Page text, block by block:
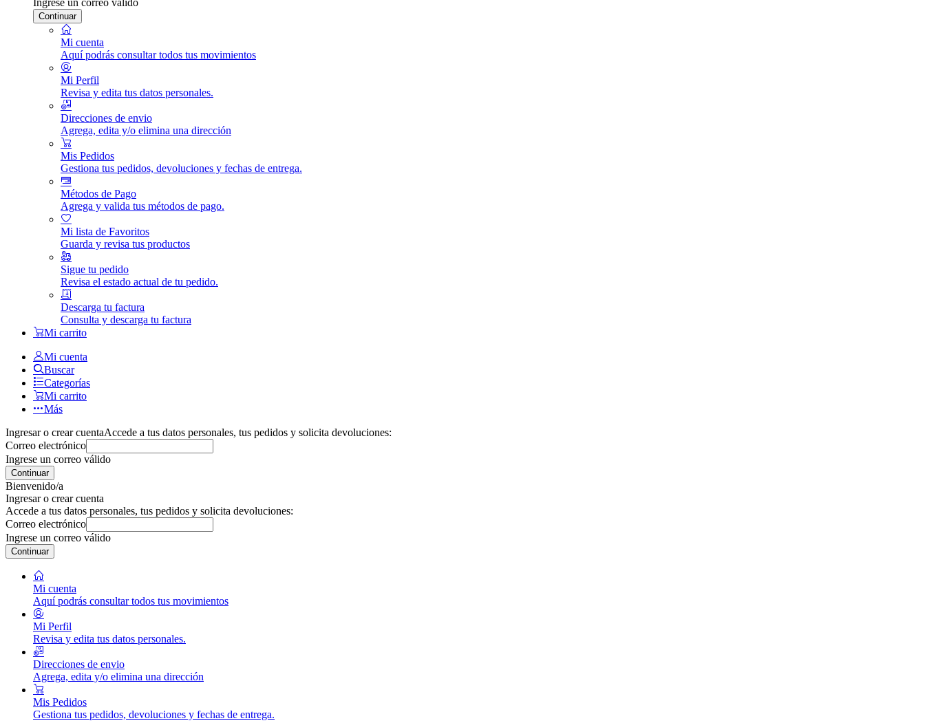
Continuar
Mi cuenta
Aquí podrás consultar todos tus movimientos
Mi Perfil
Revisa y edita tus datos personales.
Direcciones de envio
Agrega, edita y/o elimina una dirección
Mis Pedidos
Gestiona tus pedidos, devoluciones y fechas de entrega.
Métodos de Pago
Agrega y valida tus métodos de pago.
Mi lista de Favoritos
Guarda y revisa tus productos
Sigue tu pedido
Revisa el estado actual de tu pedido.
Descarga tu factura
Consulta y descarga tu factura
Mi carrito
Mi cuenta
Buscar
Categorías
Mi carrito
Más
Ingresar o crear cuentaAccede a tus datos personales, tus pedidos y solicita devoluciones:
Correo electrónico
Ingrese un correo válido
Continuar
Bienvenido/a
Ingresar o crear cuenta
Accede a tus datos personales, tus pedidos y solicita devoluciones:
Correo electrónico
Ingrese un correo válido
Continuar
Mi cuenta
Aquí podrás consultar todos tus movimientos
Mi Perfil
Revisa y edita tus datos personales.
Direcciones de envio
Agrega, edita y/o elimina una dirección
Mis Pedidos
Gestiona tus pedidos, devoluciones y fechas de entrega.